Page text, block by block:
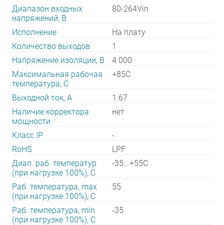
Диапазон входных
напряжений, В
80-264Vin
Исполнение
На плату
Количество выходов
1
Напряжение изоляции, В
4 000
Максимальная рабочая
температура, C
+85C
Выходной ток, А
1.67
Наличие корректора
мощности
нет
Класс IP
-
RoHS
LPF
Диап. раб. температур
(при нагрузке 100%), C
-35...+55C
Раб. температура, max
(при нагрузке 100%), C
55
Раб. температура, min
(при нагрузке 100%), C
-35